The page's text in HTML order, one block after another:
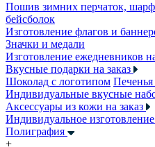
Пошив зимних перчаток,
бейсболок
Изготовление флагов и
Значки и медали
Изготовление ежедневников
Вкусные подарки на заказ
Шоколад с логотипом
Индивидуальные вкусные
Аксессуары из кожи на заказ
Индивидуальное
Полиграфия
+